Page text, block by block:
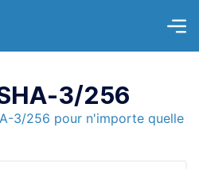
3/256
3/256 pour n'importe quelle